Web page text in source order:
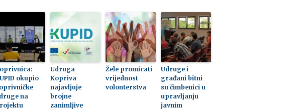
okupio
na
Udruga
Kopriva
najavljuje
brojne
zanimljive
Žele promicati
vrijednost
volonterstva
Udruge i
građani bitni
su čimbenici u
upravljanju
javnim